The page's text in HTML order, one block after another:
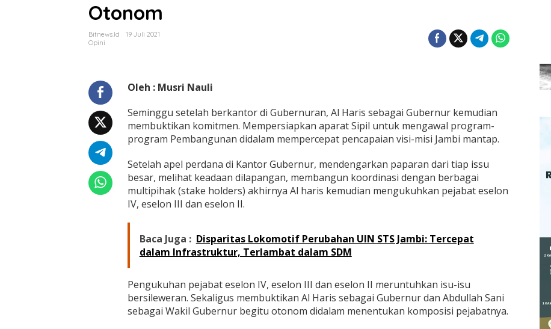
o
n
o
Otonom
Bitnews.id
19 Juli 2021
Opini
Oleh : Musri Nauli
Seminggu setelah berkantor di Gubernuran, Al Haris sebagai Gubernur kemudian
membuktikan komitmen. Mempersiapkan aparat Sipil untuk mengawal program-
program Pembangunan didalam mempercepat pencapaian visi-misi Jambi mantap.
Setelah apel perdana di Kantor Gubernur, mendengarkan paparan dari tiap issu
besar, melihat keadaan dilapangan, membangun koordinasi dengan berbagai
multipihak (stake holders) akhirnya Al haris kemudian mengukuhkan pejabat eselon
IV, eselon III dan eselon II.
Baca Juga : Disparitas Lokomotif Perubahan UIN STS Jambi: Tercepat
dalam Infrastruktur, Terlambat dalam SDM
Pengukuhan pejabat eselon IV, eselon III dan eselon II meruntuhkan isu-isu
bersileweran. Sekaligus membuktikan Al Haris sebagai Gubernur dan Abdullah Sani
sebagai Wakil Gubernur begitu otonom didalam menentukan komposisi pejabatnya.